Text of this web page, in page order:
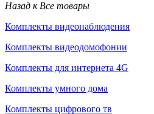
Назад к Все товары
Комплекты видеонаблюдения
Комплекты видеодомофонии
Комплекты для интернета 4G
Комплекты умного дома
Комплекты цифрового тв